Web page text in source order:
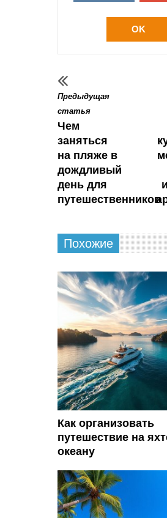
OK
Предыдущая
статья
Чем
заняться
на пляже в
дождливый
день для
путешественников
Похожие
Как организовать
путешествие на
океану